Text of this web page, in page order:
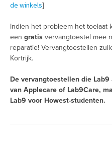
de winkels]
Indien het probleem het toelaat
een gratis vervangtoestel mee
reparatie! Vervangtoestellen
Kortrijk.
De vervangtoestellen die
van Applecare of Lab9Care,
Lab9 voor Howest-studenten.